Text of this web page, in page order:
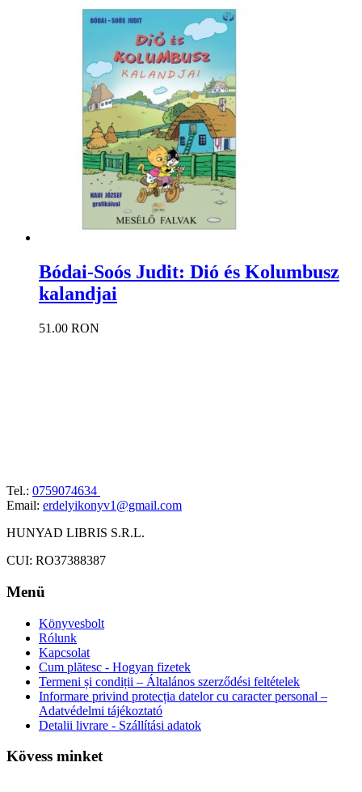
Bódai-Soós Judit: Dió és Kolumbusz
kalandjai
51.00 RON
Tel.: 0759074634
Email: erdelyikonyv1@gmail.com
HUNYAD LIBRIS S.R.L.
CUI: RO37388387
Menü
Könyvesbolt
Rólunk
Kapcsolat
Cum plătesc - Hogyan fizetek
Termeni și condiții – Általános szerződési feltételek
Informare privind protecția datelor cu caracter personal –
Adatvédelmi tájékoztató
Detalii livrare - Szállítási adatok
Kövess minket